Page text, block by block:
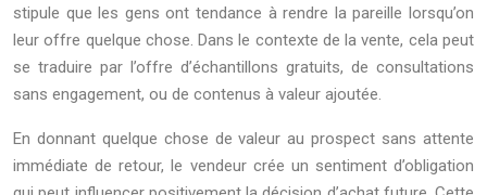
stipule que les gens ont tendance à rendre la pareille lorsqu’on
leur offre quelque chose. Dans le contexte de la vente, cela peut
se traduire par l’offre d’échantillons gratuits, de consultations
sans engagement, ou de contenus à valeur ajoutée.
En donnant quelque chose de valeur au prospect sans attente
immédiate de retour, le vendeur crée un sentiment d’obligation